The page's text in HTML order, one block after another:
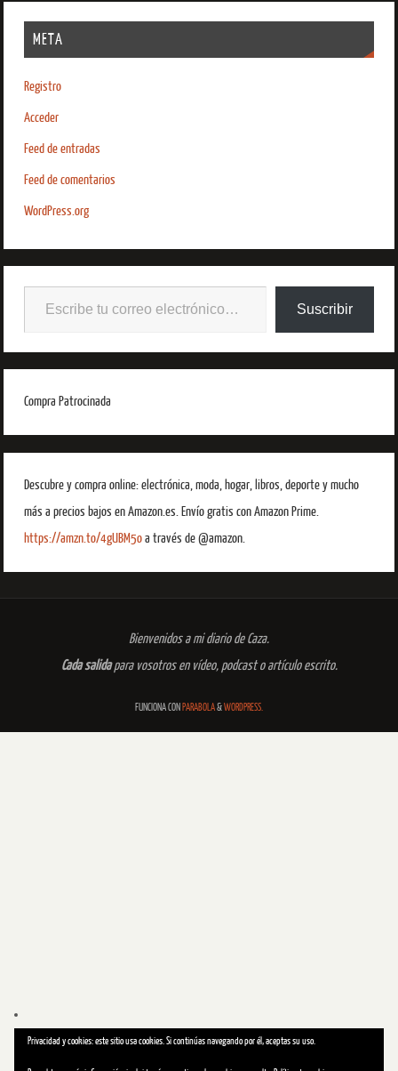
META
Registro
Acceder
Feed de entradas
Feed de comentarios
WordPress.org
Suscribir
Compra Patrocinada
Descubre y compra online: electrónica, moda, hogar, libros, deporte y mucho
más a precios bajos en Amazon.es. Envío gratis con Amazon Prime.
https://amzn.to/4gUBM5oa través de @amazon.
Bienvenidos a mi diario de Caza.
Cada salidapara vosotros en vídeo, podcast o artículo escrito.
FUNCIONA CON PARABOLA&WORDPRESS.
Privacidad y cookies: este sitio usa cookies. Si continúas navegando por él, aceptas su uso.